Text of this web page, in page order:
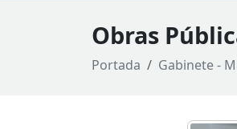
Obras
Portada Gabinete -